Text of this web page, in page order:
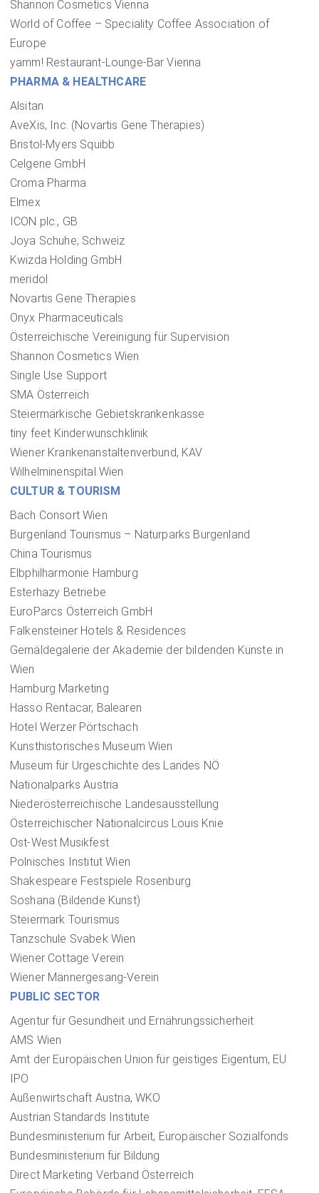
Shannon Cosmetics Vienna
World of Coffee – Speciality Coffee Association of
Europe
yamm! Restaurant-Lounge-Bar Vienna
PHARMA & HEALTHCARE
Alsitan
AveXis, Inc. (Novartis Gene Therapies)
Bristol-Myers Squibb
Celgene GmbH
Croma Pharma
Elmex
ICON plc., GB
Joya Schuhe, Schweiz
Kwizda Holding GmbH
meridol
Novartis Gene Therapies
Onyx Pharmaceuticals
Österreichische Vereinigung für Supervision
Shannon Cosmetics Wien
Single Use Support
SMA Österreich
Steiermärkische Gebietskrankenkasse
tiny feet Kinderwunschklinik
Wiener Krankenanstaltenverbund, KAV
Wilhelminenspital Wien
CULTUR & TOURISM
Bach Consort Wien
Burgenland Tourismus – Naturparks Burgenland
China Tourismus
Elbphilharmonie Hamburg
Esterhazy Betriebe
EuroParcs Österreich GmbH
Falkensteiner Hotels & Residences
Gemäldegalerie der Akademie der bildenden Künste in
Wien
Hamburg Marketing
Hasso Rentacar, Balearen
Hotel Werzer Pörtschach
Kunsthistorisches Museum Wien
Museum für Urgeschichte des Landes NÖ
Nationalparks Austria
Niederösterreichische Landesausstellung
Österreichischer Nationalcircus Louis Knie
Ost-West Musikfest
Polnisches Institut Wien
Shakespeare Festspiele Rosenburg
Soshana (Bildende Kunst)
Steiermark Tourismus
Tanzschule Svabek Wien
Wiener Cottage Verein
Wiener Männergesang-Verein
PUBLIC SECTOR
Agentur für Gesundheit und Ernährungssicherheit
AMS Wien
Amt der Europäischen Union für geistiges Eigentum, EU
IPO
Außenwirtschaft Austria, WKO
Austrian Standards Institute
Bundesministerium für Arbeit, Europäischer Sozialfonds
Bundesministerium für Bildung
Direct Marketing Verband Österreich